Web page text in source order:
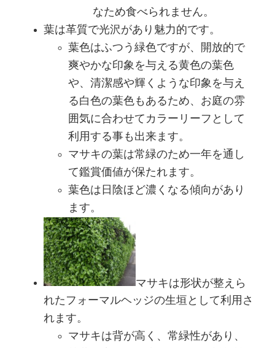
なため食べられません。
葉は革質で光沢があり魅力的です。
葉色はふつう緑色ですが、開放的で
爽やかな印象を与える黄色の葉色
や、清潔感や輝くような印象を与え
る白色の葉色もあるため、お庭の雰
囲気に合わせてカラーリーフとして
利用する事も出来ます。
マサキの葉は常緑のため一年を通し
て鑑賞価値が保たれます。
葉色は日陰ほど濃くなる傾向があり
ます。
マサキは形状が整えら
れたフォーマルヘッジの生垣として利用さ
れます。
マサキは背が高く、常緑性があり、